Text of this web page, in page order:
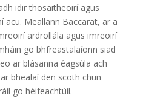
idir thosaitheoirí agus
acu. Meallann Baccarat, ar a
ardrollála agus imreoirí
go bhfreastalaíonn siad
ar blásanna éagsúla ach
bhealaí den scoth chun
go héifeachtúil.